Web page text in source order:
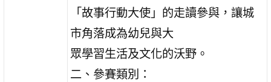
「故事行動大使」的走讀參與，讓城
市角落成為幼兒與大
眾學習生活及文化的沃野。
二、參賽類別：